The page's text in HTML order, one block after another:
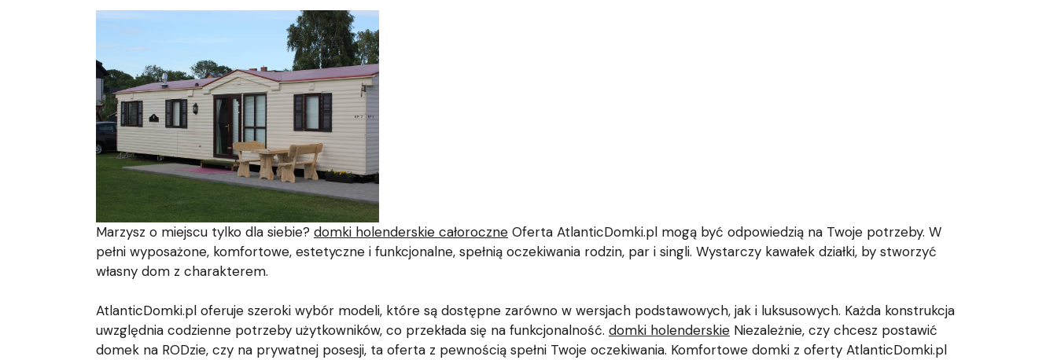
Marzysz o miejscu tylko dla siebie? domki holenderskie całoroczne Oferta AtlanticDomki.pl mogą być odpowiedzią na Twoje potrzeby. W
pełni wyposażone, komfortowe, estetyczne i funkcjonalne, spełnią oczekiwania rodzin, par i singli. Wystarczy kawałek działki, by stworzyć
własny dom z charakterem.
AtlanticDomki.pl oferuje szeroki wybór modeli, które są dostępne zarówno w wersjach podstawowych, jak i luksusowych. Każda konstrukcja
uwzględnia codzienne potrzeby użytkowników, co przekłada się na funkcjonalność. domki holenderskie Niezależnie, czy chcesz postawić
domek na RODzie, czy na prywatnej posesji, ta oferta z pewnością spełni Twoje oczekiwania. Komfortowe domki z oferty AtlanticDomki.pl